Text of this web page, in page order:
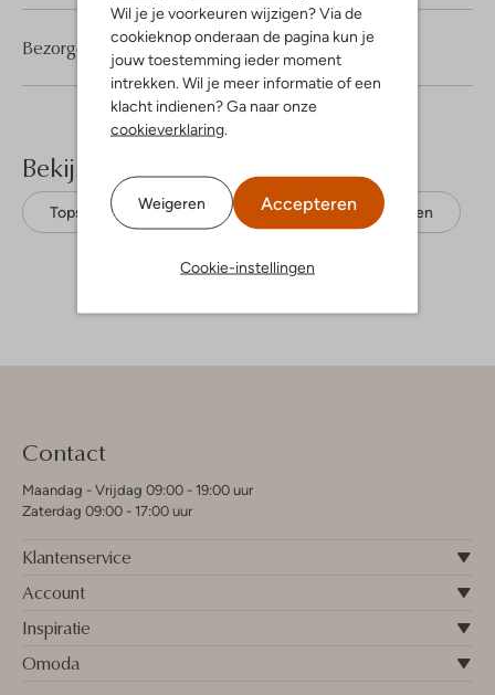
Wil je je voorkeuren wijzigen? Via de
cookieknop onderaan de pagina kun je
jouw toestemming ieder moment
intrekken. Wil je meer informatie of een
klacht indienen? Ga naar onze
cookieverklaring.
Weigeren Accepteren
Cookie-instellingen
Bezorgen & retourneren
Bekijk meer
Tops Esmé Studios Biologisch katoen
Contact
Maandag - Vrijdag 09:00 - 19:00 uur
Zaterdag 09:00 - 17:00 uur
Klantenservice
Account
Inspiratie
Omoda